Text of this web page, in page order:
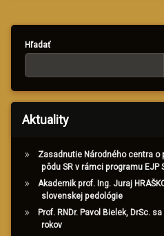
Hľadať
Aktuality
Zasadnutie Národného centra o
pôdu SR v rámci programu EJP
Akademik prof. Ing. Juraj
slovenskej pedológie
Prof. RNDr. Pavol Bielek, DrSc.
rokov